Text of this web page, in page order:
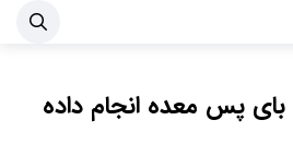
پس معده انجام داده